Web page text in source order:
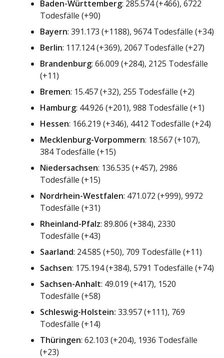
Baden-Württemberg: 285.574 (+466), 6722
Todesfälle (+90)
Bayern: 391.173 (+1188), 9674 Todesfälle (+34)
Berlin: 117.124 (+369), 2067 Todesfälle (+27)
Brandenburg: 66.009 (+284), 2125 Todesfälle
(+11)
Bremen: 15.457 (+32), 255 Todesfälle (+2)
Hamburg: 44.926 (+201), 988 Todesfälle (+1)
Hessen: 166.219 (+346), 4412 Todesfälle (+24)
Mecklenburg-Vorpommern: 18.567 (+107),
384 Todesfälle (+15)
Niedersachsen: 136.535 (+457), 2986
Todesfälle (+15)
Nordrhein-Westfalen: 471.072 (+999), 9972
Todesfälle (+31)
Rheinland-Pfalz: 89.806 (+384), 2330
Todesfälle (+43)
Saarland: 24.585 (+50), 709 Todesfälle (+11)
Sachsen: 175.194 (+384), 5791 Todesfälle (+74)
Sachsen-Anhalt: 49.019 (+417), 1520
Todesfälle (+58)
Schleswig-Holstein: 33.957 (+111), 769
Todesfälle (+14)
Thüringen: 62.103 (+204), 1936 Todesfälle
(+23)